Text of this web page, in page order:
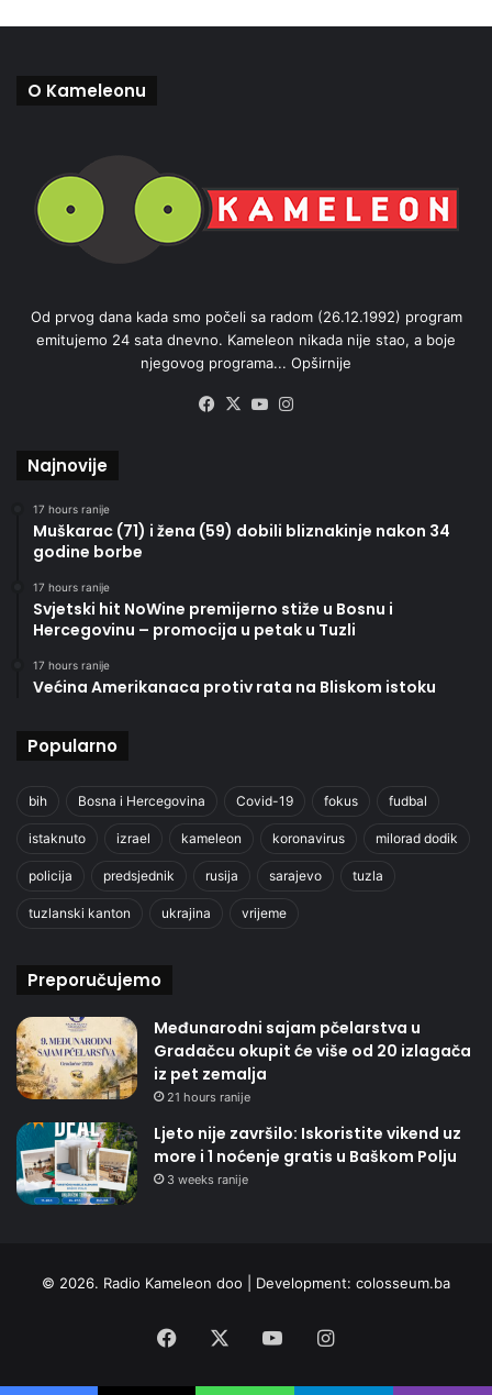
O Kameleonu
Od prvog dana kada smo počeli sa radom (26.12.1992) program
emitujemo 24 sata dnevno. Kameleon nikada nije stao, a boje
njegovog programa... Opširnije
Facebook
X YouTube
Najnovije
17 hours ranije
Muškarac (71) i žena (59) dobili bliznakinje nakon 34
godine borbe
17 hours ranije
Svjetski hit NoWine premijerno stiže u Bosnu i
Hercegovinu – promocija u petak u Tuzli
17 hours ranije
Većina Amerikanaca protiv rata na Bliskom istoku
Popularno
bih Bosna i Hercegovina Covid-19 fokus fudbal
istaknuto izrael kameleon koronavirus milorad dodik
policija predsjednik rusija sarajevo tuzla
tuzlanski kanton ukrajina vrijeme
Preporučujemo
Međunarodni sajam pčelarstva u
Gradačcu okupit će više od 20 izlagača
iz pet zemalja
21 hours ranije
Ljeto nije završilo: Iskoristite vikend uz
more i 1 noćenje gratis u Baškom Polju
3 weeks ranije
© 2026. Radio Kameleon doo | Development: colosseum.ba
Facebook YouTubeInstagram